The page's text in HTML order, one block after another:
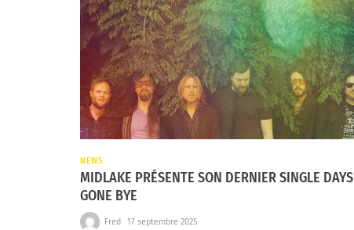
NEWS
MIDLAKE PRÉSENTE SON DERNIER SINGLE DAYS
GONE BYE
Fred 17 septembre 2025